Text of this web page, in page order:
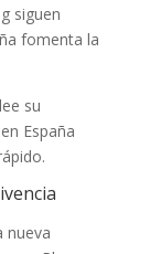
siguen
fomenta la
su
España
nueva